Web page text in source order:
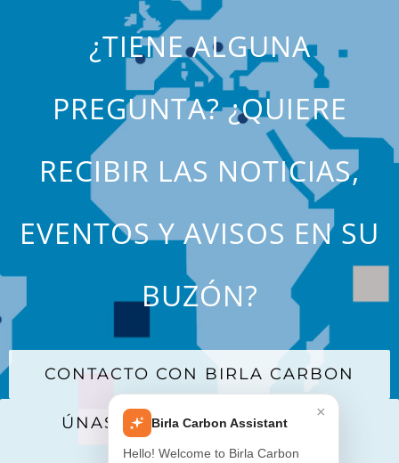
¿TIENE ALGUNA
PREGUNTA? ¿QUIERE
RECIBIR LAS NOTICIAS,
EVENTOS Y AVISOS EN SU
BUZÓN?
CONTACTO CON BIRLA CARBON
ÚNASE A NUESTRA LISTA DE
×
Birla Carbon Assistant
Hello! Welcome to Birla Carbon